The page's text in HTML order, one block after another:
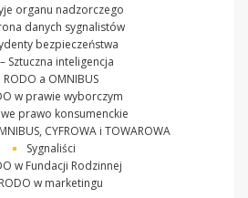
organu nadzorczego
danych sygnalistów
bezpieczeństwa
Sztuczna inteligencja
RODO a OMNIBUS
w prawie wyborczym
prawo konsumenckie
CYFROWA i TOWAROWA
Sygnaliści
w Fundacji Rodzinnej
RODO w marketingu